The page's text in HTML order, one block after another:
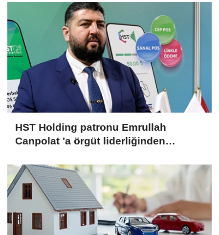
HST Holding patronu Emrullah
Canpolat 'a örgüt liderliğinden
malvarlığına el konuldu